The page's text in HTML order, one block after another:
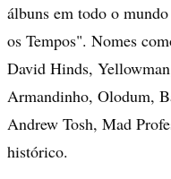
álbuns em todo o
os Tempos". Nomes
David Hinds,
Armandinho, Olodum,
Andrew Tosh, Mad
histórico.